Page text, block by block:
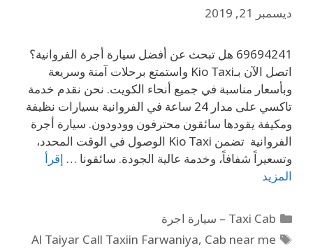
ديسمبر 21, 2019
69694241 هل تبحث عن أفضل سيارة أجرة الفروانية؟
اتصل الآن بـKio Taxi واستمتع برحلات آمنة وسريعة
وبأسعار مناسبة في جميع أنحاء الكويت. نحن نقدم خدمة
تاكسي على مدار 24 ساعة في الفروانية بسيارات نظيفة
ومكيفة يقودها سائقون محترفون وودودون. سيارة أجرة
الفروانية تضمن Kio Taxi الوصول في الوقت المحدد،
وتسعيراً شفافاً، وخدمة عالية الجودة. سائقونا … إقرأ
المزيد
Taxi Cab – سيارة اجرة
Al Taiyar Call Taxiin Farwaniya, Cab near me